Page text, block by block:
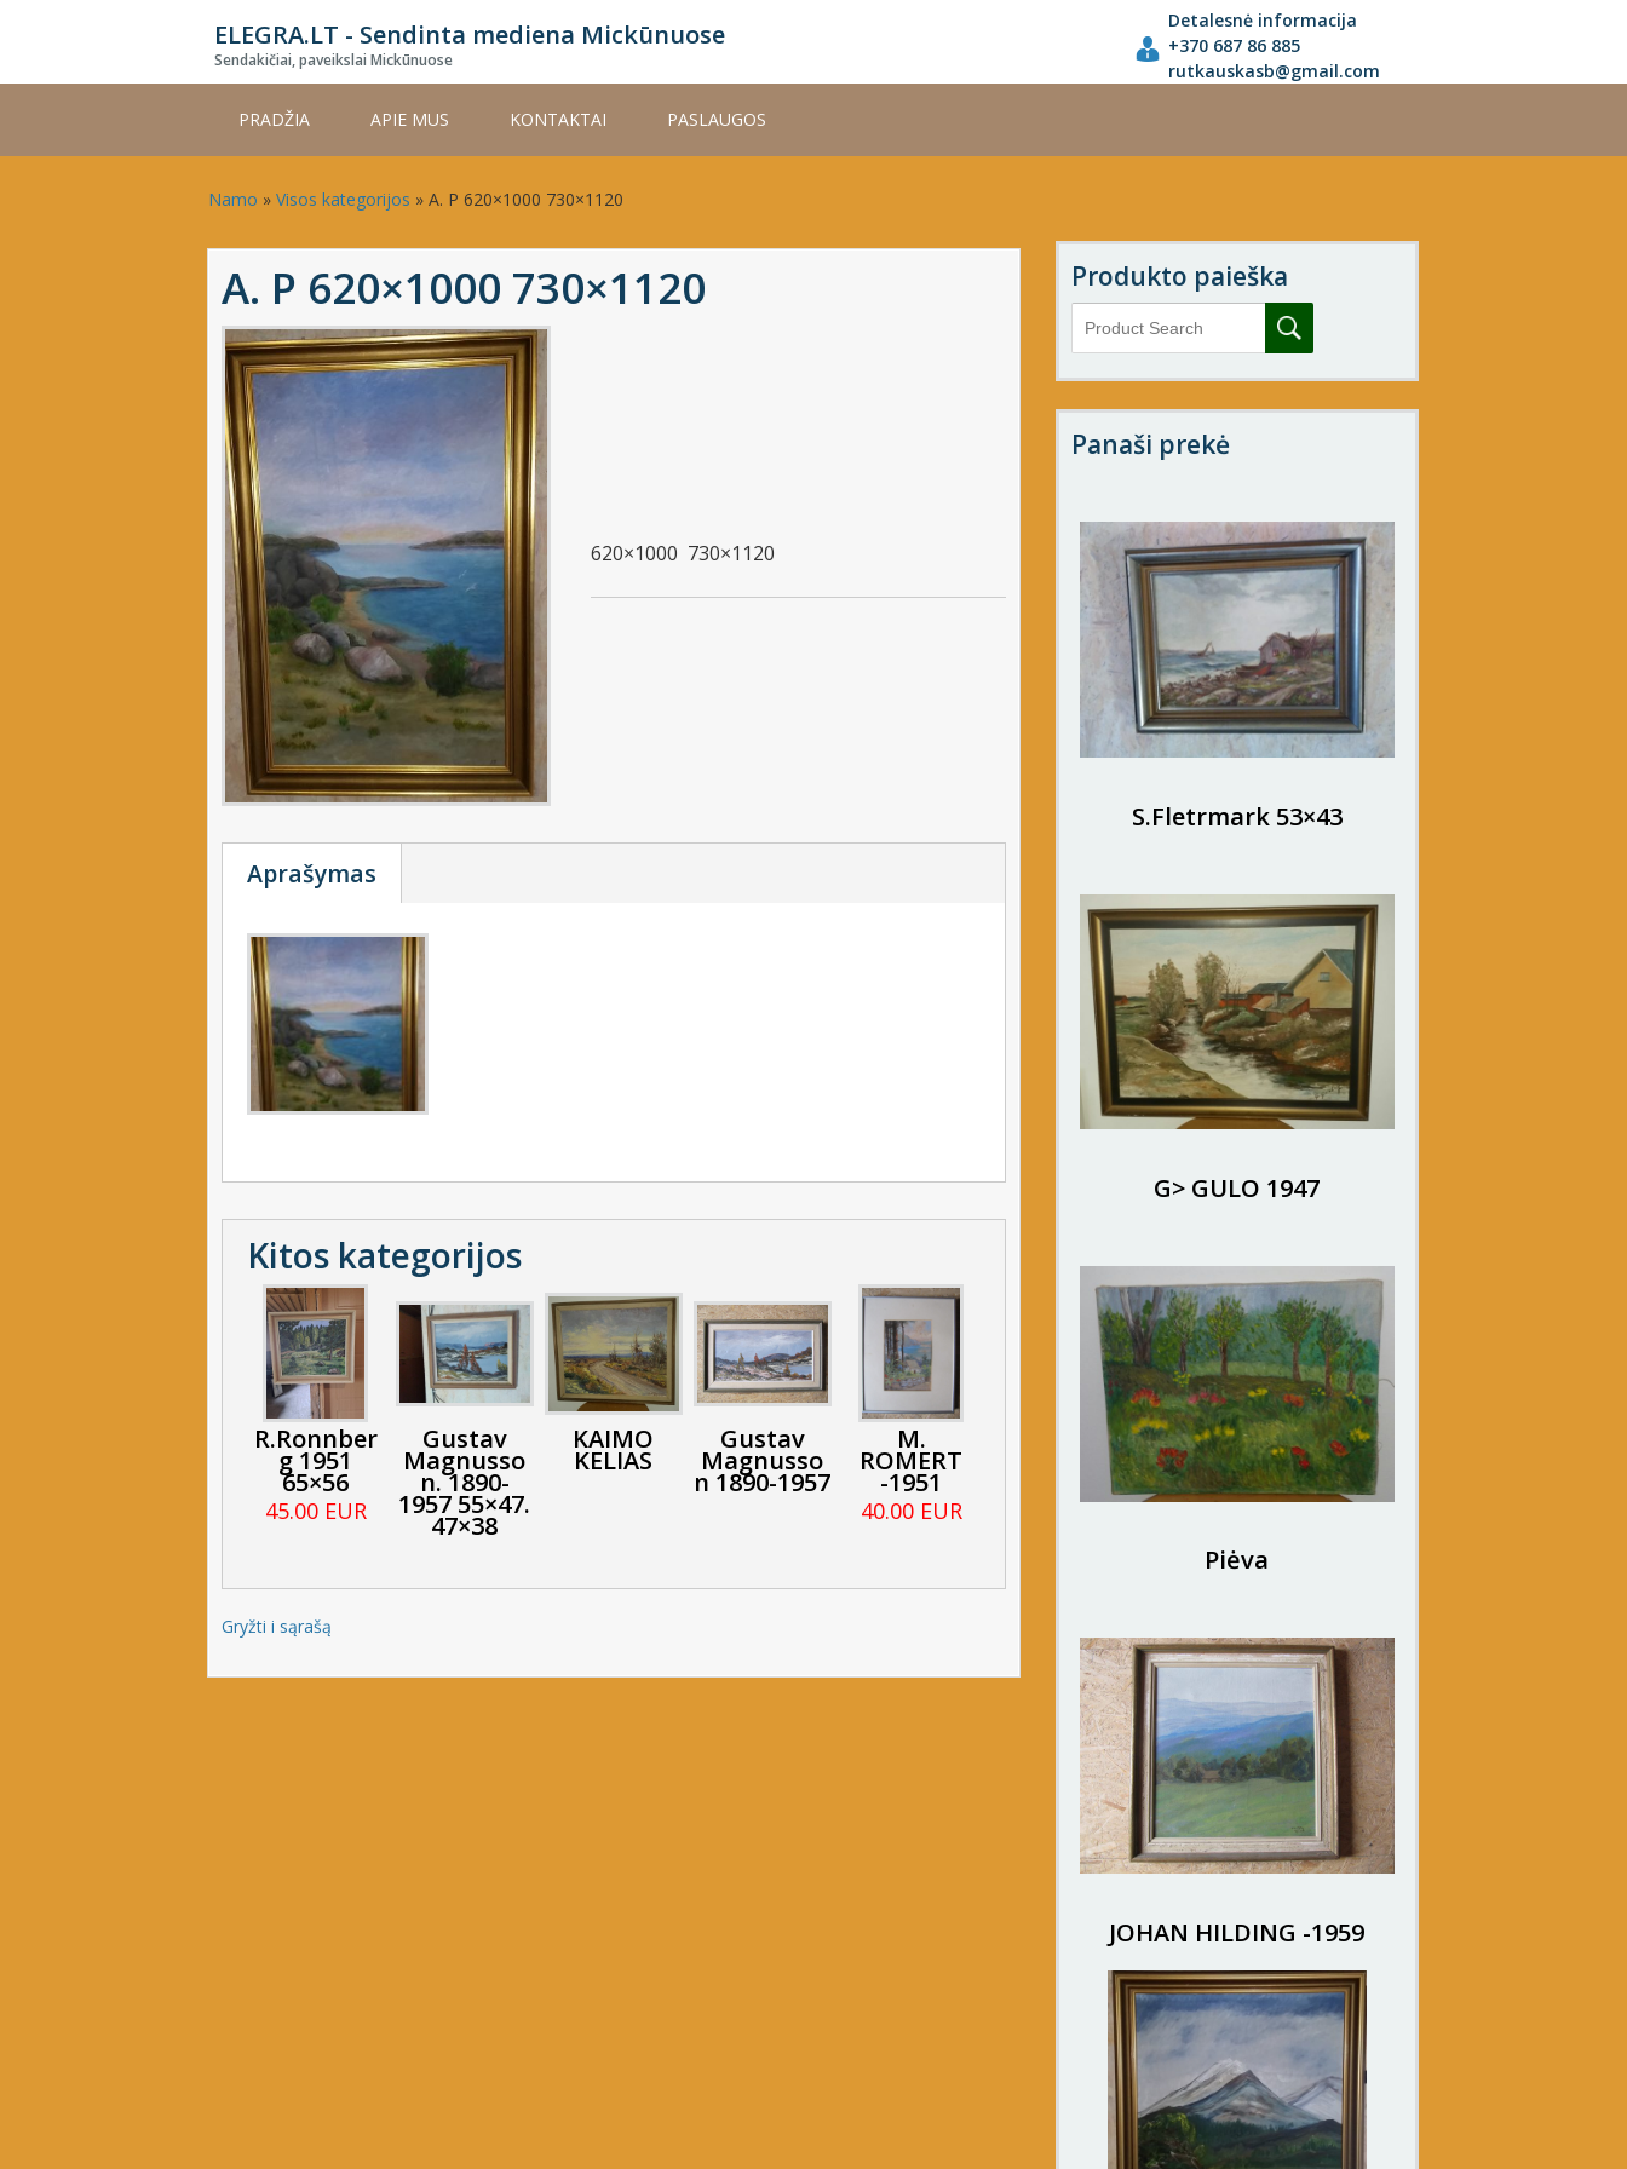
content
ELEGRA.LT - Sendinta mediena Mickūnuose
Sendakičiai, paveikslai Mickūnuose
Detalesnė informacija
+370 687 86 885
rutkauskasb@gmail.com
PRADŽIA APIE MUS KONTAKTAI PASLAUGOS
Namo » Visos kategorijos » A. P 620×1000 730×1120
A. P 620×1000 730×1120
620×1000 730×1120
Aprašymas
Kitos kategorijos
R.Ronnber
g 1951
65×56
45.00 EUR
Gustav
Magnusso
n. 1890-
1957 55×47.
47×38
KAIMO
KELIAS
Gustav
Magnusso
n 1890-1957
M.
ROMERT
-1951
40.00 EUR
Gryžti i sąrašą
Produkto paieška
Panaši prekė
S.Fletrmark 53×43
G> GULO 1947
Piėva
JOHAN HILDING -1959